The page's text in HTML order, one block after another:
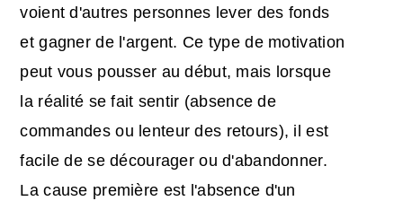
voient d'autres personnes lever des fonds
et gagner de l'argent. Ce type de motivation
peut vous pousser au début, mais lorsque
la réalité se fait sentir (absence de
commandes ou lenteur des retours), il est
facile de se décourager ou d'abandonner.
La cause première est l'absence d'un